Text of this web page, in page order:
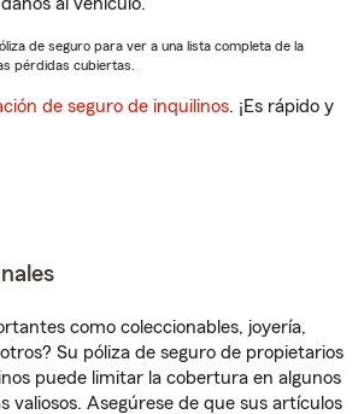
de seguro para ver a una lista completa de la
pérdidas cubiertas.
de seguro de inquilinos. ¡Es rápido y
como coleccionables, joyería,
Su póliza de seguro de propietarios
puede limitar la cobertura en algunos
valiosos. Asegúrese de que sus artículos